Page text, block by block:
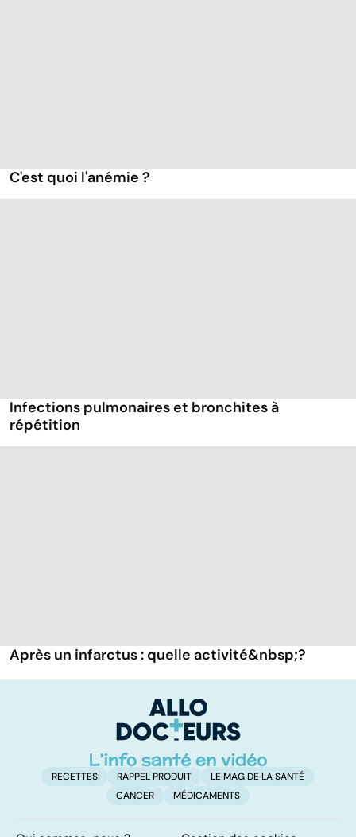
C'est quoi l'anémie ?
Infections pulmonaires et bronchites à
répétition
Après un infarctus : quelle activité&nbsp;?
RECETTES RAPPEL PRODUIT
LE MAG DE LA SANTÉ
CANCER
MÉDICAMENTS